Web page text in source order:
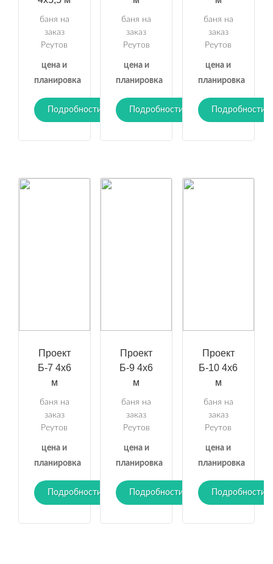
баня на
заказ
Реутов
цена и
планировка
Подробности
баня на
заказ
Реутов
цена и
планировка
Подробности
баня на
заказ
Реутов
цена и
планировка
Подробности
Проект
Б-7 4х6
м
баня на
заказ
Реутов
цена и
планировка
Подробности
Проект
Б-9 4х6
м
баня на
заказ
Реутов
цена и
планировка
Подробности
Проект
Б-10 4х6
м
баня на
заказ
Реутов
цена и
планировка
Подробности